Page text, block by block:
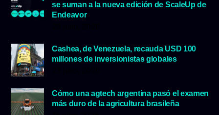
se suman a la nueva edición de ScaleUp de
Endeavor
Cashea, de Venezuela, recauda USD 100
millones de inversionistas globales
Cómo una agtech argentina pasó el examen
más duro de la agricultura brasileña